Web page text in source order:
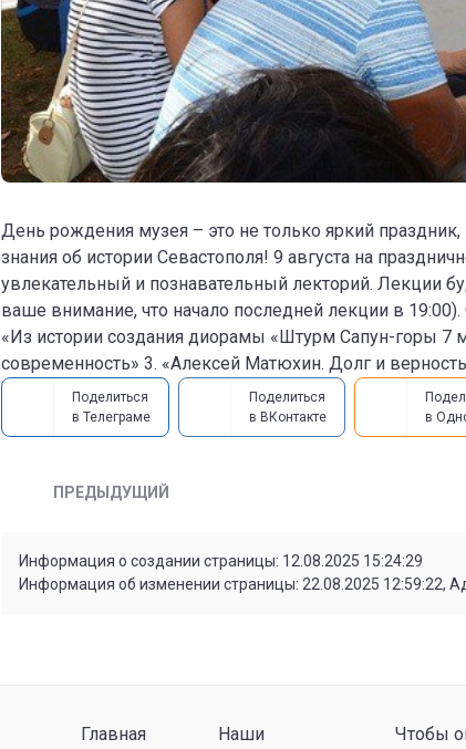
День рождения музея – это не только яркий
знания об истории Севастополя! 9 августа на
увлекательный и познавательный лекторий. Лекции
ваше внимание, что начало последней лекции в
«Из истории создания диорамы «Штурм Сапун-горы 7
современность» 3. «Алексей Матюхин. Долг и
Поделиться
в Телеграме
Поделиться
в ВКонтакте
в
ПРЕДЫДУЩИЙ
Информация о создании страницы: 12.08.2025 15:24:29
Информация об изменении страницы: 22.08.2025 12:59:22,
Главная
Наши
Чтобы